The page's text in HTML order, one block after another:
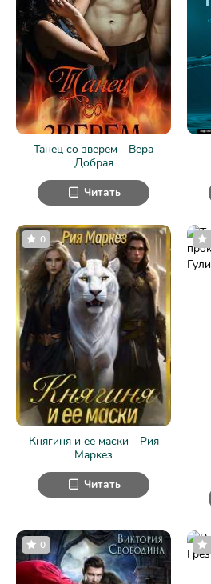
Танец со зверем - Вера
Добрая
Читать
Княгиня и ее маски - Рия
Маркез
0
Читать
0